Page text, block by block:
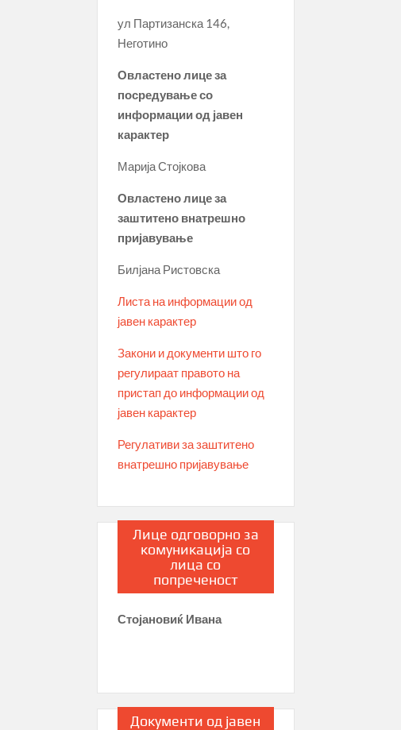
ул Партизанска 146,
Неготино
Овластено лице за
посредување со
информации од јавен
карактер
Марија Стојкова
Овластено лице за
заштитено внатрешно
пријавување
Билјана Ристовска
Листа на информации од
јавен карактер
Закони и документи што го
регулираат правото на
пристап до информации од
јавен карактер
Регулативи за заштитено
внатрешно пријавување
Лице одговорно за
комуникација со
лица со
попреченост
Стојановиќ Ивана
Документи од јавен